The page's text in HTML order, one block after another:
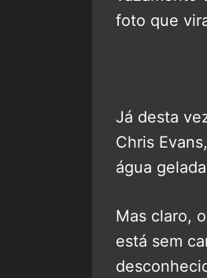
foto que
Já desta
Chris
água
Mas claro,
está sem